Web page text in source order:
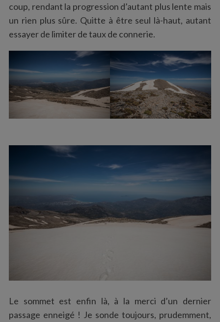
coup, rendant la progression d’autant plus lente mais
un rien plus sûre. Quitte à être seul là-haut, autant
essayer de limiter de taux de connerie.
Le sommet est enfin là, à la merci d’un dernier
passage enneigé ! Je sonde toujours, prudemment,
S
e
: